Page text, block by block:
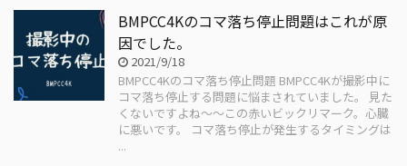
BMPCC4Kのコマ落ち停止問題はこれが原
因でした。
2021/9/18
BMPCC4Kのコマ落ち停止問題 BMPCC4Kが撮影中に
コマ落ち停止する問題に悩まされていました。 見た
くないですよね〜〜この赤いビックリマーク。心臓
に悪いです。 コマ落ち停止が発生するタイミングは
...